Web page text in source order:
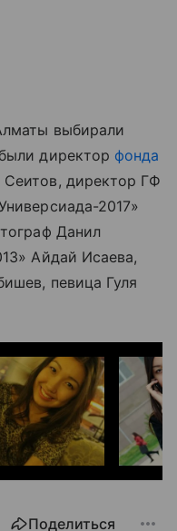
выбирали
директор фонда
директор ГФ
2017»
Данил
Айдай Исаева,
певица Гуля
Поделиться